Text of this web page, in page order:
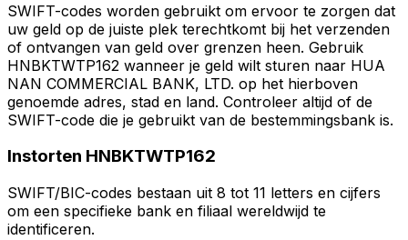
SWIFT-codes worden gebruikt om ervoor te zorgen dat
uw geld op de juiste plek terechtkomt bij het verzenden
of ontvangen van geld over grenzen heen. Gebruik
HNBKTWTP162 wanneer je geld wilt sturen naar HUA
NAN COMMERCIAL BANK, LTD. op het hierboven
genoemde adres, stad en land. Controleer altijd of de
SWIFT-code die je gebruikt van de bestemmingsbank is.
Instorten HNBKTWTP162
SWIFT/BIC-codes bestaan uit 8 tot 11 letters en cijfers
om een specifieke bank en filiaal wereldwijd te
identificeren.